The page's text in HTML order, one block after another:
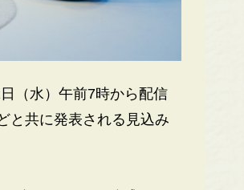
（水）午前7時から配信
と共に発表される見込み